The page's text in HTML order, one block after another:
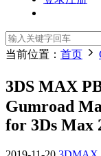
当前位置： 首页
3DS MAX
Gumroad
for 3Ds Max